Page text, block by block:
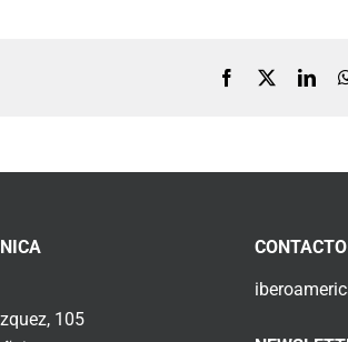
Facebook
X
105
CONTACTO